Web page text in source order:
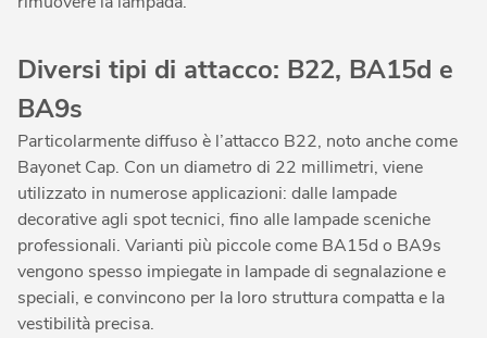
Diversi tipi di attacco: B22, BA15d e
BA9s
Particolarmente diffuso è l’attacco B22, noto anche come
Bayonet Cap. Con un diametro di 22 millimetri, viene
utilizzato in numerose applicazioni: dalle lampade
decorative agli spot tecnici, fino alle lampade sceniche
professionali. Varianti più piccole come BA15d o BA9s
vengono spesso impiegate in lampade di segnalazione e
speciali, e convincono per la loro struttura compatta e la
vestibilità precisa.